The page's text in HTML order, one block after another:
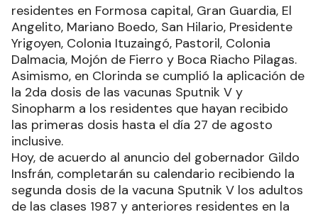
residentes en Formosa capital, Gran Guardia, El
Angelito, Mariano Boedo, San Hilario, Presidente
Yrigoyen, Colonia Ituzaingó, Pastoril, Colonia
Dalmacia, Mojón de Fierro y Boca Riacho Pilagas.
Asimismo, en Clorinda se cumplió la aplicación de
la 2da dosis de las vacunas Sputnik V y
Sinopharm a los residentes que hayan recibido
las primeras dosis hasta el día 27 de agosto
inclusive.
Hoy, de acuerdo al anuncio del gobernador Gildo
Insfrán, completarán su calendario recibiendo la
segunda dosis de la vacuna Sputnik V los adultos
de las clases 1987 y anteriores residentes en la